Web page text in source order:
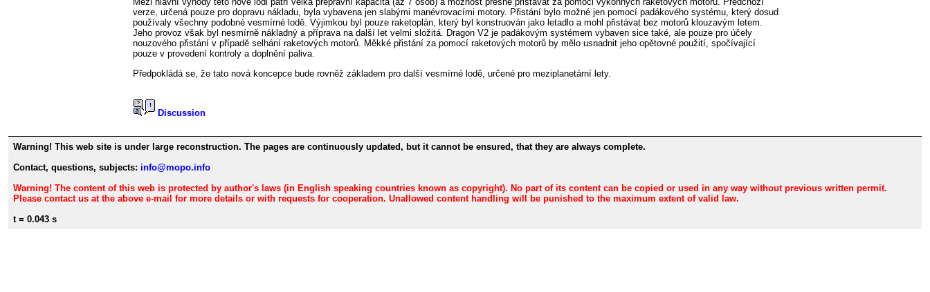
verze, určená pouze pro dopravu nákladu, byla vybavena jen slabými manévrovacími motory. Přistání bylo možné jen pomocí padákového systému, který dosud
používaly všechny podobné vesmírné lodě. Výjimkou byl pouze raketoplán, který byl konstruován jako letadlo a mohl přistávat bez motorů klouzavým letem.
Jeho provoz však byl nesmírně nákladný a příprava na další let velmi složitá. Dragon V2 je padákovým systémem vybaven sice také, ale pouze pro účely
nouzového přistání v případě selhání raketových motorů. Měkké přistání za pomocí raketových motorů by mělo usnadnit jeho opětovné použití, spočívající
pouze v provedení kontroly a doplnění paliva.
Předpokládá se, že tato nová koncepce bude rovněž základem pro další vesmírné lodě, určené pro meziplanetární lety.
Discussion
Warning! This web site is under large reconstruction. The pages are continuously updated, but it cannot be ensured, that they are always complete.
Contact, questions, subjects: info@mopo.info
Warning! The content of this web is protected by author's laws (in English speaking countries known as copyright). No part of its content can be copied or used in any way without previous written permit.
Please contact us at the above e-mail for more details or with requests for cooperation. Unallowed content handling will be punished to the maximum extent of valid law.
t = 0.043 s